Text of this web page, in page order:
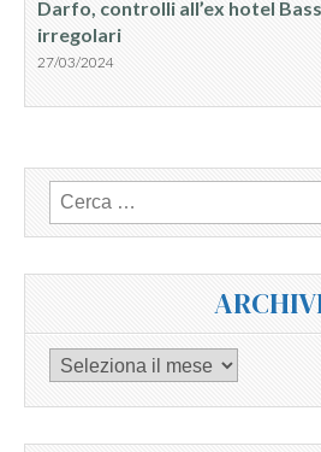
Darfo, controlli all’ex hotel
irregolari
27/03/2024
Ricerca
per:
Archivi